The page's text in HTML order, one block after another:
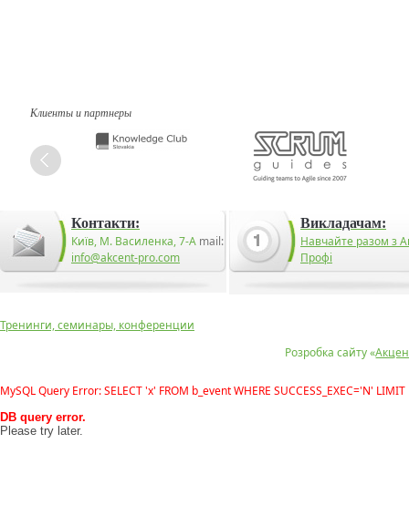
Клиенты и партнеры
Контакти:
Київ, М. Василенка, 7-А mail:
info@akcent-pro.com
Викладачам:
Навчайте разом з
Профі
Розробка сайту «
Тренинги, семинары, конференции
MySQL Query Error: SELECT 'x' FROM b_event WHERE SUCCESS_EXEC='N' LIMIT
DB query error.
Please try later.